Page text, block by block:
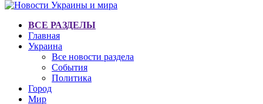
ВСЕ РАЗДЕЛЫ
Главная
Украина
Все новости раздела
События
Политика
Город
Мир